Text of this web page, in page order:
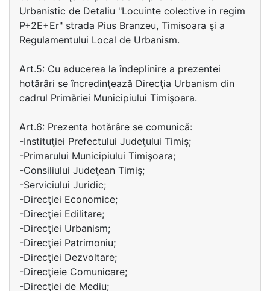
Urbanistic de Detaliu "Locuinte colective in regim
P+2E+Er" strada Pius Branzeu, Timisoara şi a
Regulamentului Local de Urbanism.
Art.5: Cu aducerea la îndeplinire a prezentei
hotărâri se încredinţează Direcţia Urbanism din
cadrul Primăriei Municipiului Timişoara.
Art.6: Prezenta hotărâre se comunică:
-Instituţiei Prefectului Judeţului Timiş;
-Primarului Municipiului Timişoara;
-Consiliului Judeţean Timiş;
-Serviciului Juridic;
-Direcţiei Economice;
-Direcţiei Edilitare;
-Direcţiei Urbanism;
-Direcţiei Patrimoniu;
-Direcţiei Dezvoltare;
-Direcţieie Comunicare;
-Direcţiei de Mediu;